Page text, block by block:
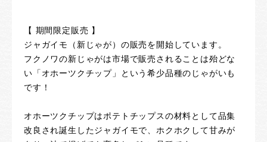
【 期間限定販売 】
ジャガイモ（新じゃが）の販売を開始しています。
フクノワの新じゃがは市場で販売されることは殆どな
い「オホーツクチップ」という希少品種のじゃがいも
です！
オホーツクチップはポテトチップスの材料として品集
改良され誕生したジャガイモで、ホクホクして甘みが